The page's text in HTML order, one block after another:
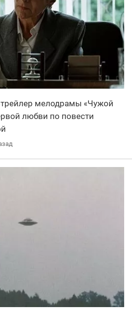
мелодрамы «Чужой
любви по повести